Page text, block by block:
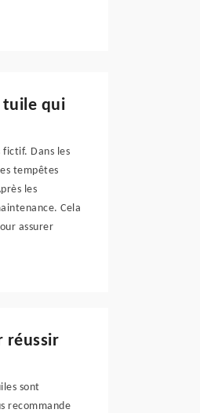
tuile qui
fictif. Dans les
tempêtes
les
Cela
assurer
réussir
sont
recommande